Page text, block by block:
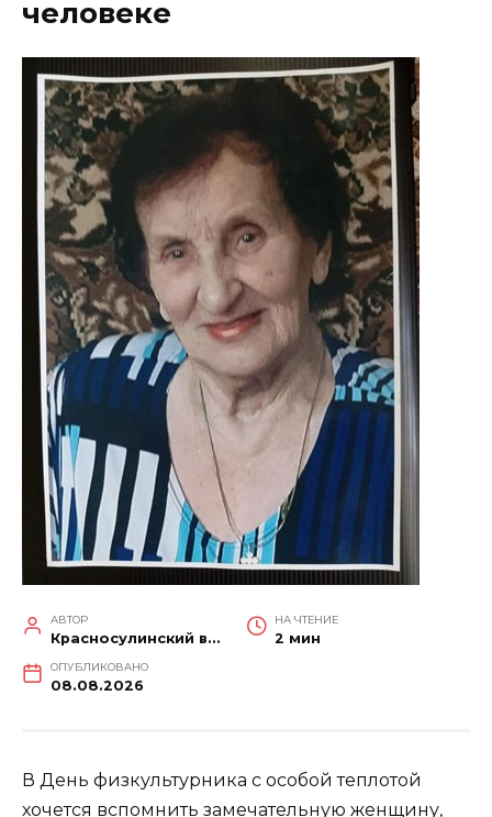
человеке
АВТОР
Красносулинский вестник
НА ЧТЕНИЕ
2 мин
ОПУБЛИКОВАНО
08.08.2026
В День физкультурника с особой теплотой
хочется вспомнить замечательную женщину,